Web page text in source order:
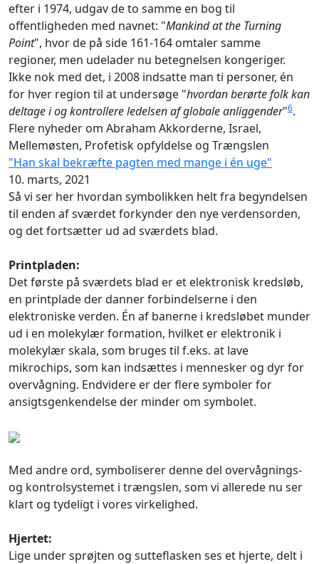
efter i 1974, udgav de to samme en bog til
offentligheden med navnet: "Mankind at the Turning
Point", hvor de på side 161-164 omtaler samme
regioner, men udelader nu betegnelsen kongeriger.
Ikke nok med det, i 2008 indsatte man ti personer, én
for hver region til at undersøge "hvordan berørte folk kan
deltage i og kontrollere ledelsen af globale anliggender"6.
Flere nyheder om Abraham Akkorderne, Israel,
Mellemøsten, Profetisk opfyldelse og Trængslen
"Han skal bekræfte pagten med mange i én uge"
10. marts, 2021
Så vi ser her hvordan symbolikken helt fra begyndelsen
til enden af sværdet forkynder den nye verdensorden,
og det fortsætter ud ad sværdets blad.
Printpladen:
Det første på sværdets blad er et elektronisk kredsløb,
en printplade der danner forbindelserne i den
elektroniske verden. Én af banerne i kredsløbet munder
ud i en molekylær formation, hvilket er elektronik i
molekylær skala, som bruges til f.eks. at lave
mikrochips, som kan indsættes i mennesker og dyr for
overvågning. Endvidere er der flere symboler for
ansigtsgenkendelse der minder om symbolet.
Med andre ord, symboliserer denne del overvågnings-
og kontrolsystemet i trængslen, som vi allerede nu ser
klart og tydeligt i vores virkelighed.
Hjertet:
Lige under sprøjten og sutteflasken ses et hjerte, delt i